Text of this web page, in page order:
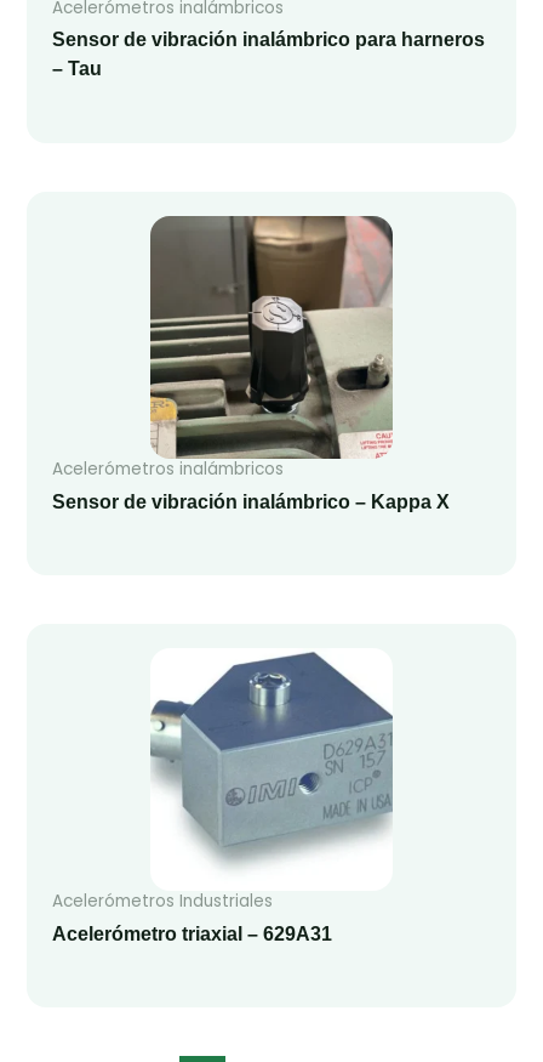
Acelerómetros inalámbricos
Sensor de vibración inalámbrico para harneros
– Tau
Acelerómetros inalámbricos
Sensor de vibración inalámbrico – Kappa X
Acelerómetros Industriales
Acelerómetro triaxial – 629A31